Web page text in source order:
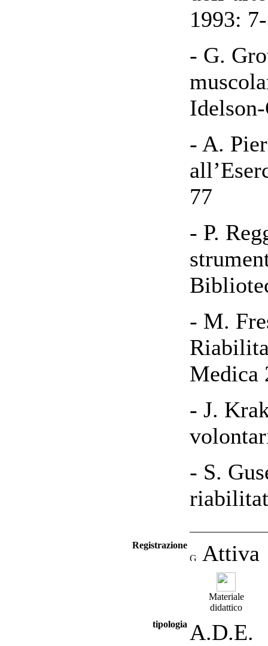
1993:
- G.
- A.
77
- P.
- M.
Medica
- J.
- S.
Registrazione Attiva
Materiale
didattico
tipologia A.D.E.